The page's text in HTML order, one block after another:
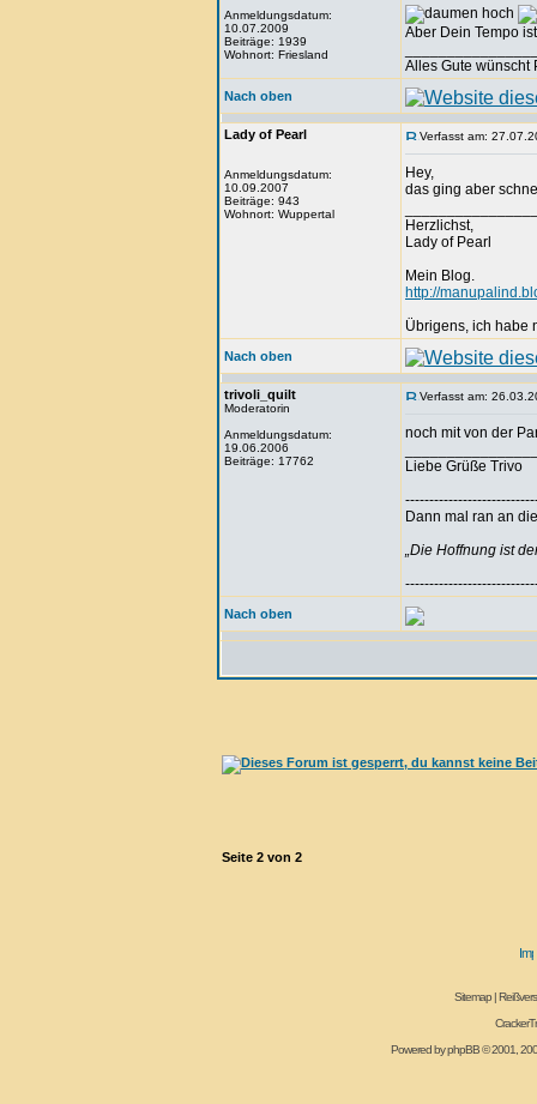
Anmeldungsdatum:
10.07.2009
Beiträge: 1939
Wohnort: Friesland
Aber Dein Tempo
Alles Gute wünscht
Nach oben
Lady of Pearl
Anmeldungsdatum:
10.09.2007
Beiträge: 943
Wohnort: Wuppertal
Verfasst am:
Hey,
das ging aber
Herzlichst,
Lady of Pearl
Mein Blog.
http://
Übrigens, ich habe
Nach oben
trivoli_quilt
Moderatorin
Anmeldungsdatum:
19.06.2006
Beiträge: 17762
Verfasst am:
noch mit von der
Liebe Grüße Trivo
Dann mal ran an
„Die Hoffnung ist
Nach oben
Seite 2 von 2
Sitemap|
Powered byphpBB© 2001,